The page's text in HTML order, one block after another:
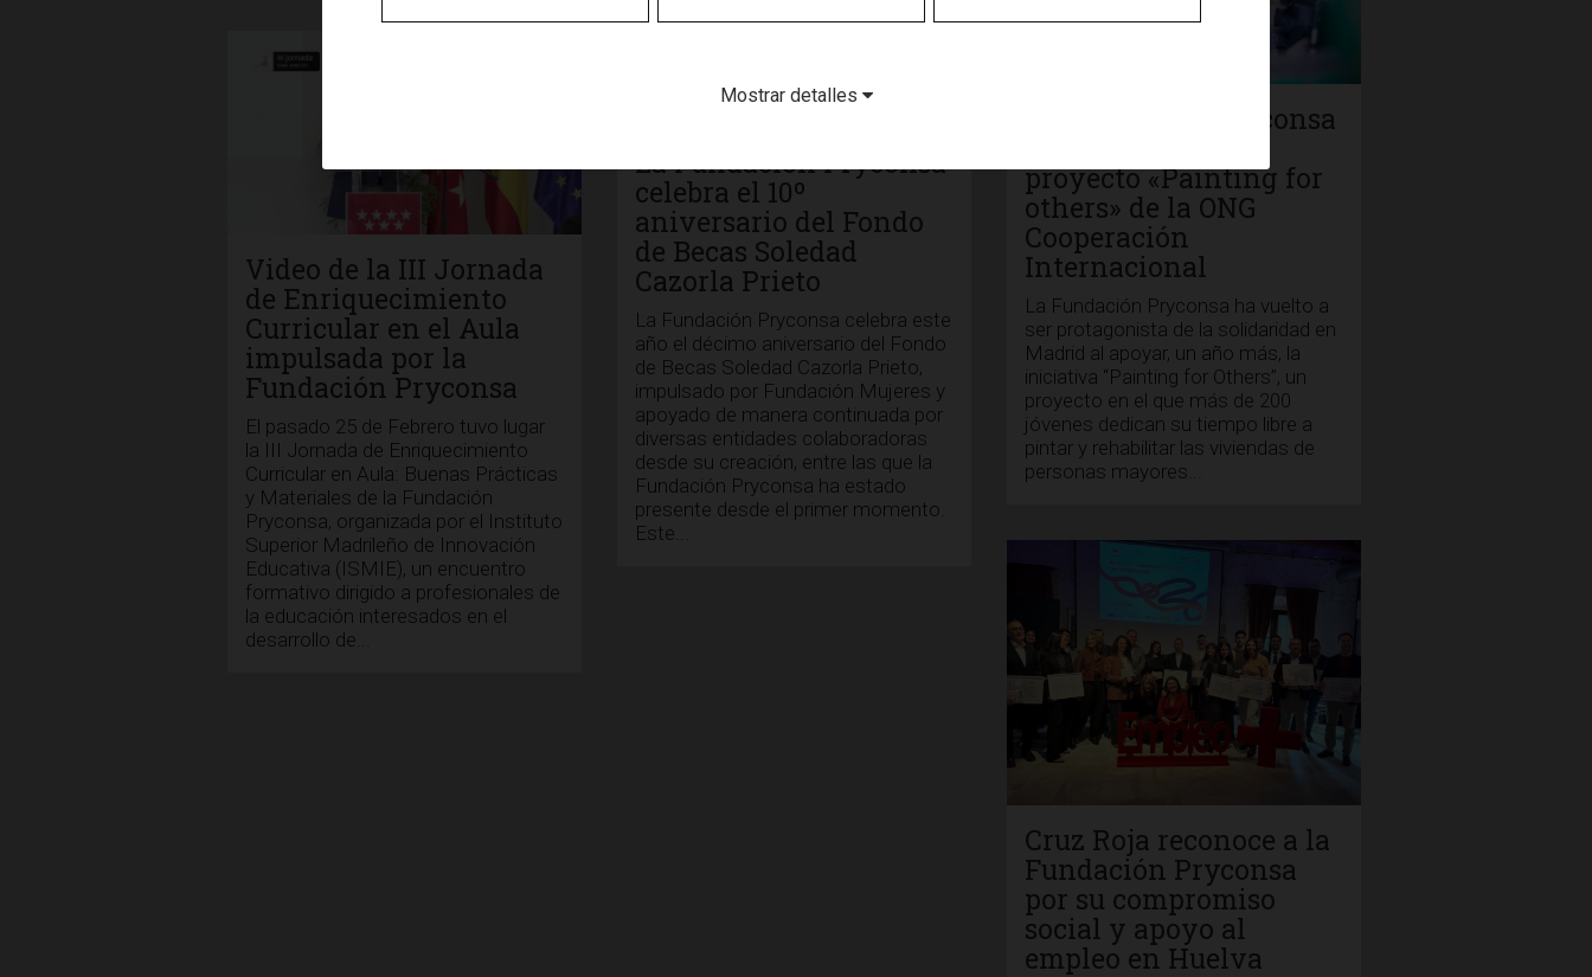
La Fundación Pryconsa
proyecto «Painting for
others» de la ONG
Cooperación
Internacional
La Fundación Pryconsa ha vuelto a
ser protagonista de la solidaridad en
Madrid al apoyar, un año más, la
iniciativa “Painting for Others”, un
proyecto en el que más de 200
jóvenes dedican su tiempo libre a
pintar y rehabilitar las viviendas de
personas mayores...
La Fundación Pryconsa
celebra el 10º
aniversario del Fondo
de Becas Soledad
Cazorla Prieto
La Fundación Pryconsa celebra este
año el décimo aniversario del Fondo
de Becas Soledad Cazorla Prieto,
impulsado por Fundación Mujeres y
apoyado de manera continuada por
diversas entidades colaboradoras
desde su creación, entre las que la
Fundación Pryconsa ha estado
presente desde el primer momento.
Este...
Video de la III Jornada
de Enriquecimiento
Curricular en el Aula
impulsada por la
Fundación Pryconsa
El pasado 25 de Febrero tuvo lugar
la III Jornada de Enriquecimiento
Curricular en Aula: Buenas Prácticas
y Materiales de la Fundación
Pryconsa, organizada por el Instituto
Superior Madrileño de Innovación
Educativa (ISMIE), un encuentro
formativo dirigido a profesionales de
la educación interesados en el
desarrollo de...
Cruz Roja reconoce a la
Fundación Pryconsa
por su compromiso
social y apoyo al
empleo en Huelva
Mostrar detalles